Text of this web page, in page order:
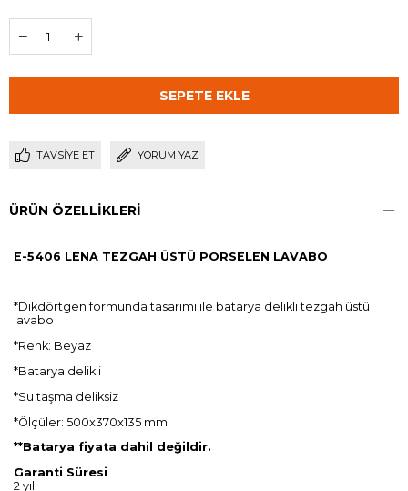
TAVSIYE ET YORUM YAZ
ÜRÜN ÖZELLIKLERI
E-5406 LENA TEZGAH ÜSTÜ PORSELEN LAVABO
*Dikdörtgen formunda tasarımı ile batarya delikli tezgah üstü
lavabo
*Renk: Beyaz
*Batarya delikli
*Su taşma deliksiz
*Ölçüler: 500x370x135 mm
**Batarya fiyata dahil değildir.
Garanti Süresi
2 yıl